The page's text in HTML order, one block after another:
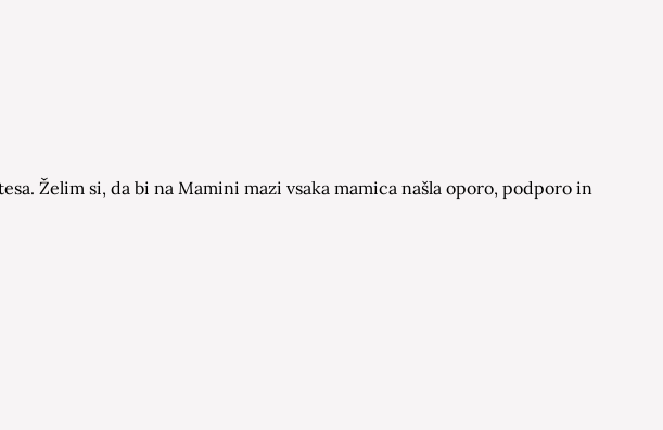
Želim si, da bi na Mamini mazi vsaka mamica našla oporo, podporo in